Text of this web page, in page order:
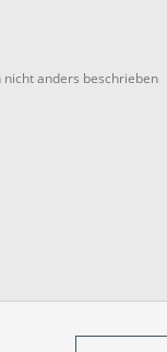
anders beschrieben